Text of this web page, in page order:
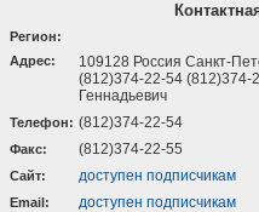
Регион:
Адрес:
109128 Россия Санкт-
(812)374-22-54 (812)374-
Геннадьевич
Телефон: (812)374-22-54
Факс: (812)374-22-55
Cайт: доступен подписчикам
Email: доступен подписчикам